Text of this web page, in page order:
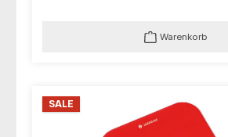
Warenkorb
SALE